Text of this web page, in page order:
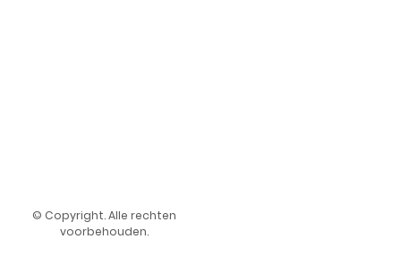
© Copyright. Alle rechten
voorbehouden.